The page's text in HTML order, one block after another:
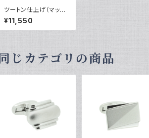
ツートン仕上げ（マット
＆鏡面）カフリンクス
VQC-0806
¥11,550
同じカテゴリの商品